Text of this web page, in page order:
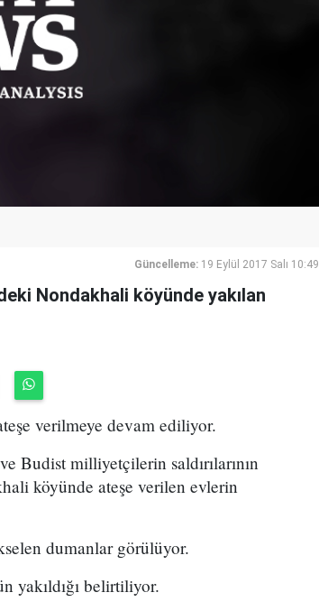
Güncelleme: 19 Eylül 2017 Salı 10:49
Nondakhali köyünde yakılan
verilmeye devam ediliyor.
Budist milliyetçilerin saldırılarının
köyünde ateşe verilen evlerin
dumanlar görülüyor.
yakıldığı belirtiliyor.